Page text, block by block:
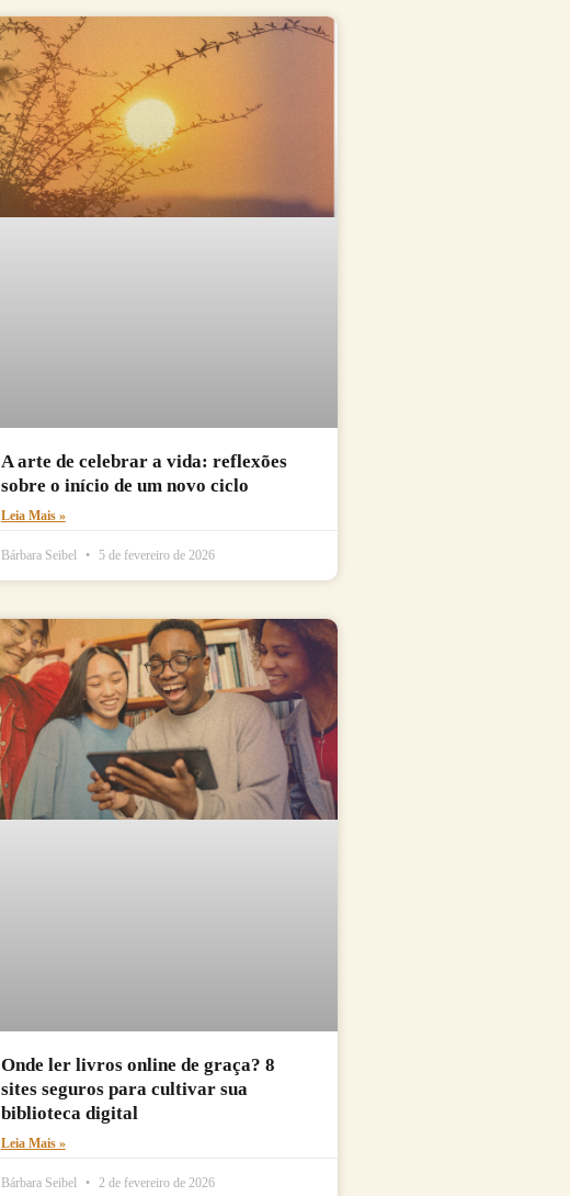
A arte de celebrar a vida: reflexões
sobre o início de um novo ciclo
Leia Mais »
Bárbara Seibel 5 de fevereiro de 2026
Onde ler livros online de graça? 8
sites seguros para cultivar sua
biblioteca digital
Leia Mais »
Bárbara Seibel 2 de fevereiro de 2026